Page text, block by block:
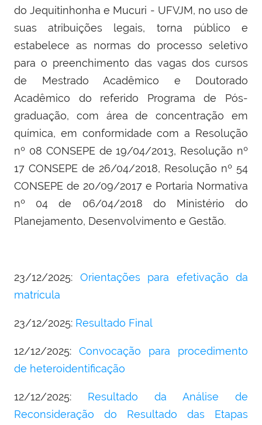
do Jequitinhonha e Mucuri - UFVJM, no uso de
suas atribuições legais, torna público e
estabelece as normas do processo seletivo
para o preenchimento das vagas dos cursos
de Mestrado Acadêmico e Doutorado
Acadêmico do referido Programa de Pós-
graduação, com área de concentração em
química, em conformidade com a Resolução
nº 08 CONSEPE de 19/04/2013, Resolução nº
17 CONSEPE de 26/04/2018, Resolução nº 54
CONSEPE de 20/09/2017 e Portaria Normativa
nº 04 de 06/04/2018 do Ministério do
Planejamento, Desenvolvimento e Gestão.
23/12/2025: Orientações para efetivação da
matrícula
23/12/2025: Resultado Final
12/12/2025: Convocação para procedimento
de heteroidentificação
12/12/2025: Resultado da Análise de
Reconsideração do Resultado das Etapas